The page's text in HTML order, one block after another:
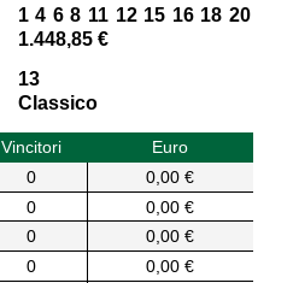
1 4 6 8 11 12 15 16 18 20
1.448,85 €
13
Classico
Vincitori
Euro
0
0,00 €
0
0,00 €
0
0,00 €
0
0,00 €